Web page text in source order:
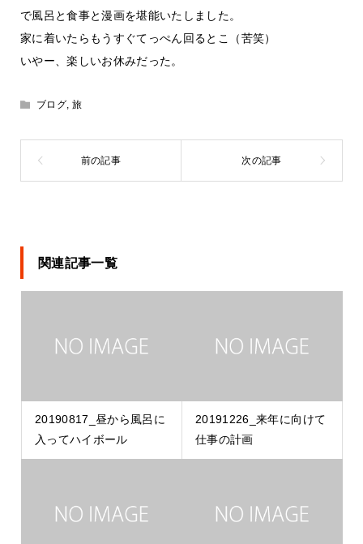
で風呂と食事と漫画を堪能いたしました。
家に着いたらもうすぐてっぺん回るとこ（苦笑）
いやー、楽しいお休みだった。
ブログ, 旅
関連記事一覧
20190817_昼から風呂に
入ってハイボール
20191226_来年に向けて
仕事の計画